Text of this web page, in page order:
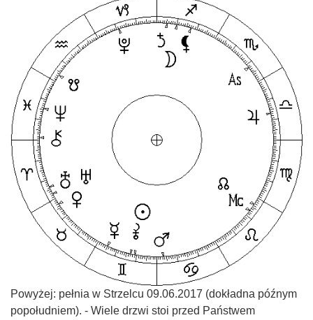
Powyżej: pełnia w Strzelcu 09.06.2017 (dokładna późnym
popołudniem). - Wiele drzwi stoi przed Państwem